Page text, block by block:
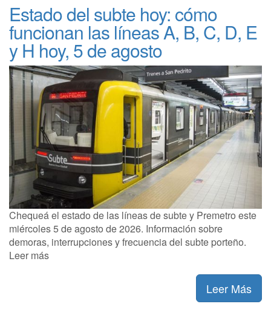
Estado del subte hoy: cómo
funcionan las líneas A, B, C, D, E
y H hoy, 5 de agosto
Chequeá el estado de las líneas de subte y Premetro este
miércoles 5 de agosto de 2026. Información sobre
demoras, interrupciones y frecuencia del subte porteño.
Leer más
Leer Más